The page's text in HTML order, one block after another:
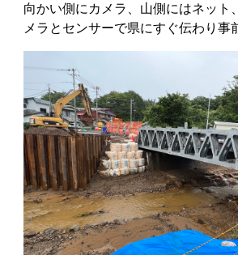
向かい側にカメラ、山側にはネット
メラとセンサーで県にすぐ伝わり事